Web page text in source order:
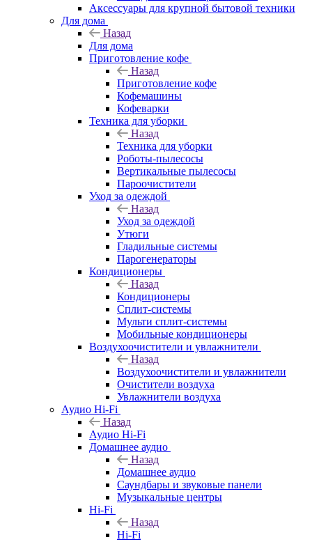
Аксессуары для крупной бытовой техники
Для дома
Назад
Для дома
Приготовление кофе
Назад
Приготовление кофе
Кофемашины
Кофеварки
Техника для уборки
Назад
Техника для уборки
Роботы-пылесосы
Вертикальные пылесосы
Пароочистители
Уход за одеждой
Назад
Уход за одеждой
Утюги
Гладильные системы
Парогенераторы
Кондиционеры
Назад
Кондиционеры
Сплит-системы
Мульти сплит-системы
Мобильные кондиционеры
Воздухоочистители и увлажнители
Назад
Воздухоочистители и увлажнители
Очистители воздуха
Увлажнители воздуха
Аудио Hi-Fi
Назад
Аудио Hi-Fi
Домашнее аудио
Назад
Домашнее аудио
Саундбары и звуковые панели
Музыкальные центры
Hi-Fi
Назад
Hi-Fi